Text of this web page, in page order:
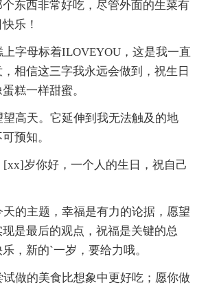
东西非常好吃，尽管外面的生菜有
乐！
上字母标着ILOVEYOU，这是我一直
相信这三字我永远会做到，祝生日
糕一样甜蜜。
望高天。它延伸到我无法触及的地
预知。
[xx]岁你好，一个人的生日，祝自己
天的主题，幸福是有力的论据，愿望
是最后的观点，祝福是关键的总
，新的`一岁，要给力哦。
试做的美食比想象中更好吃；愿你做